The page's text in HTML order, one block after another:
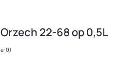
22-68 op 0,5L
0)